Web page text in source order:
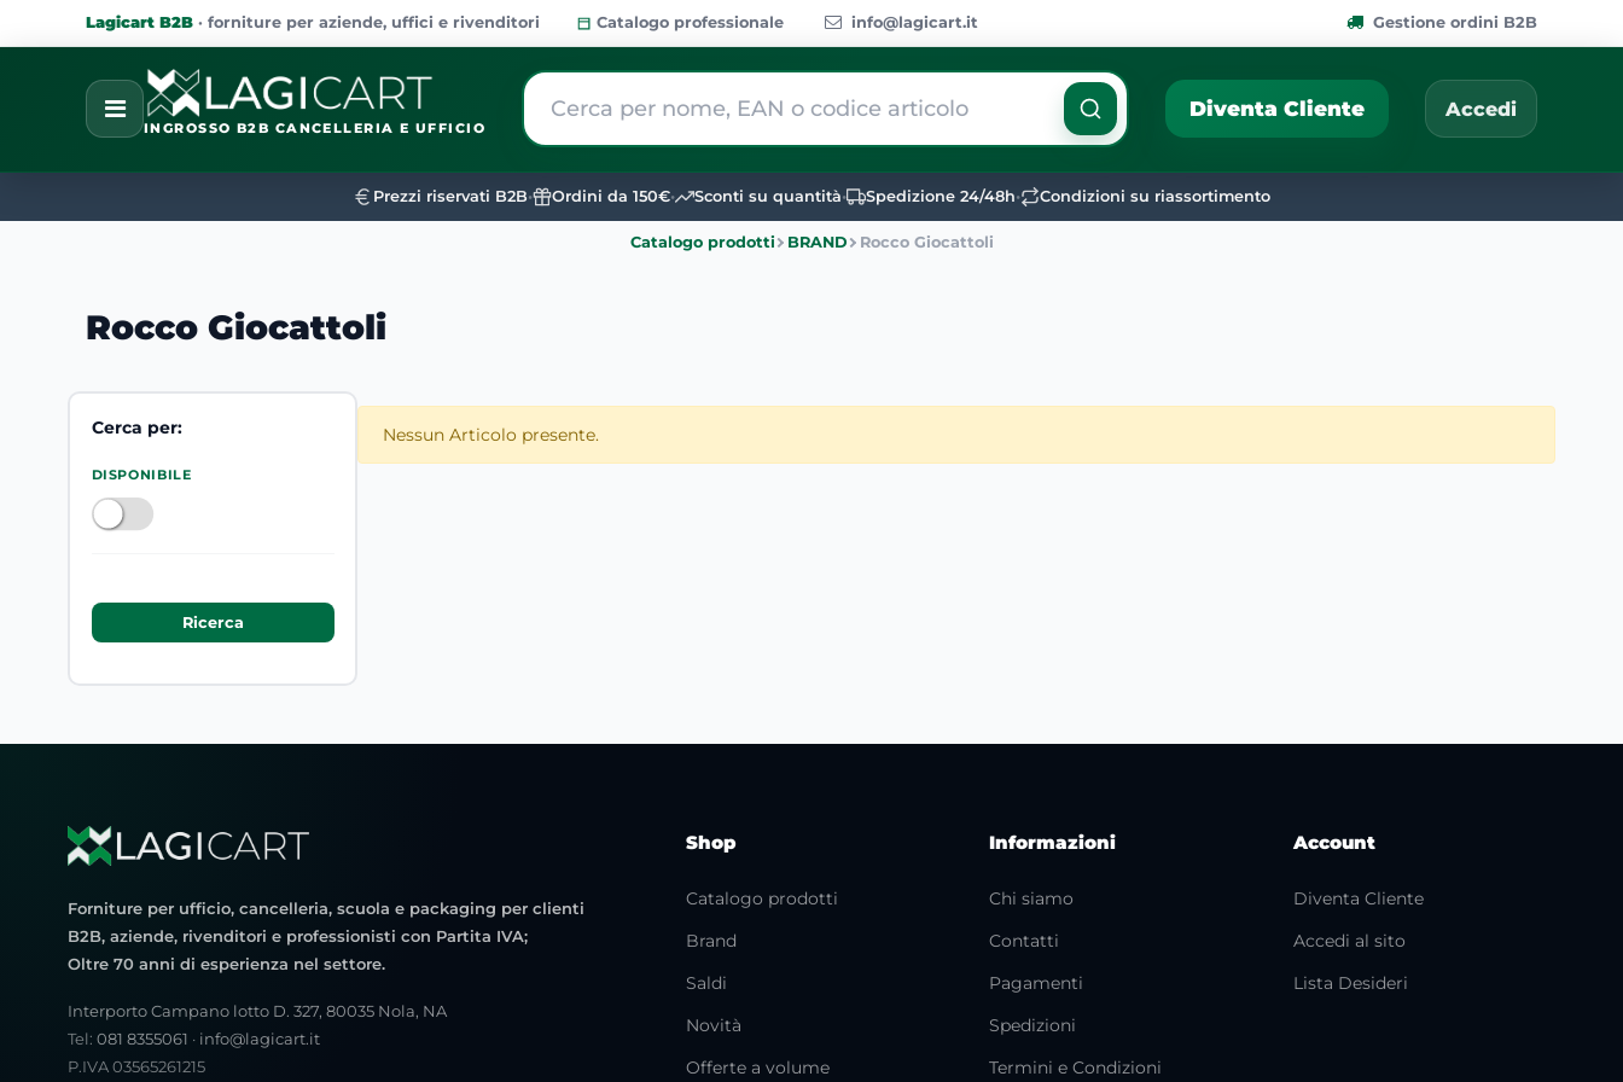
Lagicart B2B · forniture per aziende, uffici e rivenditori Catalogo professionale info@lagicart.it Gestione ordini B2B
OpenINGROSSO B2B CANCELLERIA E UFFICIO
La modifica di un filtro aggiorna automaticamente gli altri filtri disponibili. Cerca per nome,
Diventa Cliente Accedi
Prezzi riservati B2B• Ordini da 150€• Sconti su quantità• Spedizione 24/48h• Condizioni su riassortimento
Catalogo prodotti BRAND Rocco Giocattoli
Rocco Giocattoli
Cerca per:
La modifica di un filtro aggiorna automaticamente gli altri filtri disponibili.
DISPONIBILE
Nessun Articolo presente.
Forniture per ufficio, cancelleria, scuola e packaging per clienti
B2B, aziende, rivenditori e professionisti con Partita IVA;
Oltre 70 anni di esperienza nel settore.
Interporto Campano lotto D. 327, 80035 Nola, NA
Tel: 081 8355061 · info@lagicart.it
P.IVA 03565261215
Shop
Catalogo prodotti
Brand
Saldi
Novità
Offerte a volume
Informazioni
Chi siamo
Contatti
Pagamenti
Spedizioni
Termini e Condizioni
Account
Diventa Cliente
Accedi al sito
Lista Desideri